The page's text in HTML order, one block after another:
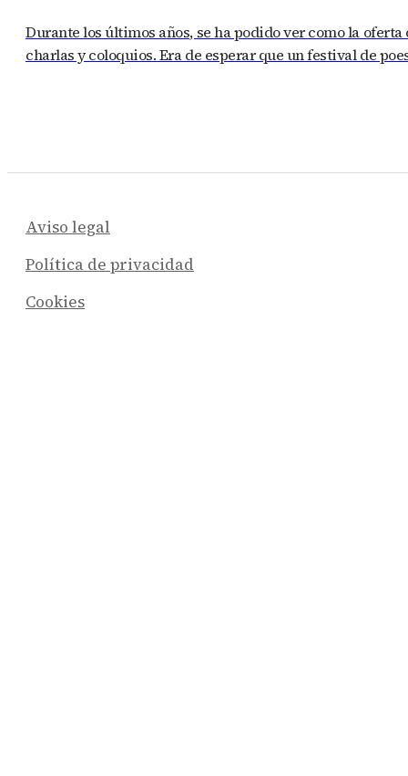
Durante los últimos años, se ha podido ver como la
charlas y coloquios. Era de esperar que un festival de
Aviso legal
Política de privacidad
Cookies